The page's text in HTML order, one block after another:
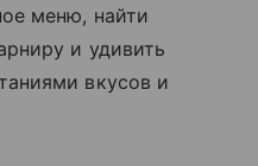
меню, найти
и удивить
вкусов и